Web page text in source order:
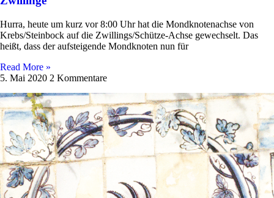
Hurra, heute um kurz vor 8:00 Uhr hat die Mond­kno­ten­achse von
Krebs/Steinbock auf die Zwil­­lings/­­Schütze-Achse gewech­selt. Das
heißt, dass der auf­stei­gende Mond­knoten nun für
Read More »
5. Mai 2020 2 Kommentare